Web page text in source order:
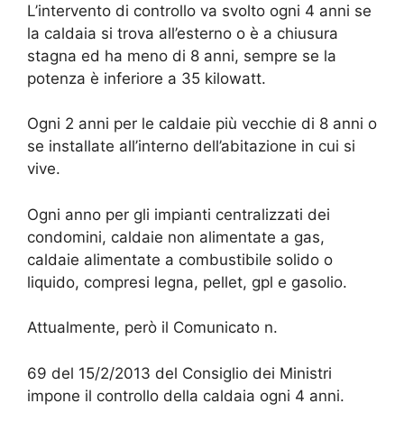
L’intervento di controllo va svolto ogni 4 anni se
la caldaia si trova all’esterno o è a chiusura
stagna ed ha meno di 8 anni, sempre se la
potenza è inferiore a 35 kilowatt.
Ogni 2 anni per le caldaie più vecchie di 8 anni o
se installate all’interno dell’abitazione in cui si
vive.
Ogni anno per gli impianti centralizzati dei
condomini, caldaie non alimentate a gas,
caldaie alimentate a combustibile solido o
liquido, compresi legna, pellet, gpl e gasolio.
Attualmente, però il Comunicato n.
69 del 15/2/2013 del Consiglio dei Ministri
impone il controllo della caldaia ogni 4 anni.